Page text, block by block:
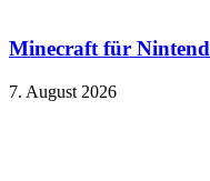
Minecraft für
7. August 2026